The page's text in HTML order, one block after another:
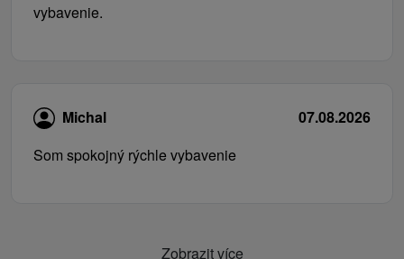
vybavenie.
Michal
07.08.2026
Som spokojný rýchle vybavenie
Zobrazit více